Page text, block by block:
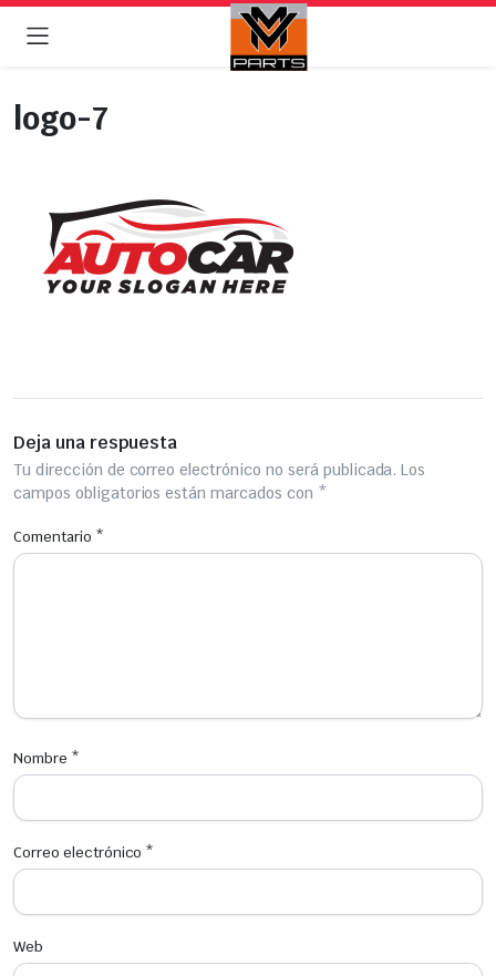
logo-7
Deja una respuesta
Tu dirección de correo electrónico no será publicada. Los
campos obligatorios están marcados con *
Comentario *
Nombre *
Correo electrónico *
Web